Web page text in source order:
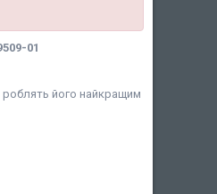
01
роблять його найкращим